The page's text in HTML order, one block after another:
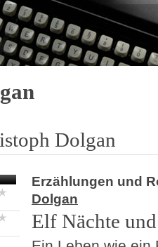
Dolgan
Erzählungen und
Dolgan
Elf Nächte